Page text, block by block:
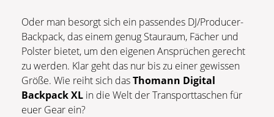
Oder man besorgt sich ein passendes DJ/Producer-
Backpack, das einem genug Stauraum, Fächer und
Polster bietet, um den eigenen Ansprüchen gerecht
zu werden. Klar geht das nur bis zu einer gewissen
Größe. Wie reiht sich dasThomann Digital
Backpack XL in die Welt der Transporttaschen für
euer Gear ein?